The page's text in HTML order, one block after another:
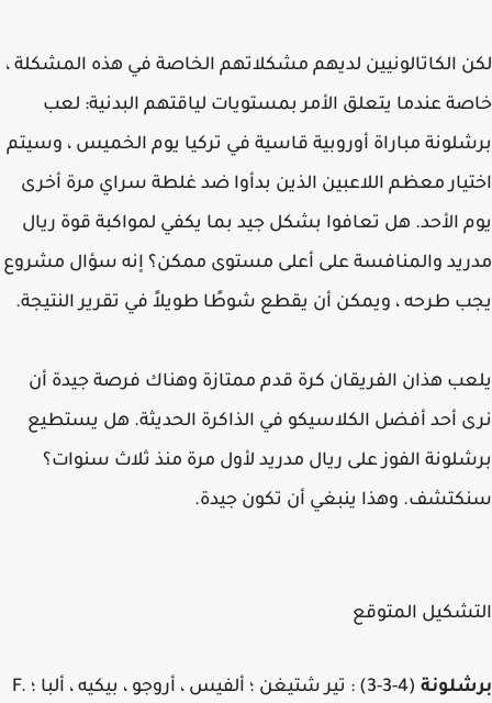
الكاتالونيين لديهم مشكلاتهم الخاصة في هذه المشكلة ،
عندما يتعلق الأمر بمستويات لياقتهم البدنية: لعب
مباراة أوروبية قاسية في تركيا يوم الخميس ، وسيتم
معظم اللاعبين الذين بدأوا ضد غلطة سراي مرة أخرى
الأحد. هل تعافوا بشكل جيد بما يكفي لمواكبة قوة ريال
والمنافسة على أعلى مستوى ممكن؟ إنه سؤال مشروع
طرحه ، ويمكن أن يقطع شوطًا طويلاً في تقرير النتيجة.
هذان الفريقان كرة قدم ممتازة وهناك فرصة جيدة أن
أحد أفضل الكلاسيكو في الذاكرة الحديثة. هل يستطيع
الفوز على ريال مدريد لأول مرة منذ ثلاث سنوات؟
وهذا ينبغي أن تكون جيدة.
المتوقع
(4-3-3) : تير شتيغن ؛ ألفيس ، أروجو ، بيكيه ، ألبا ؛ F.